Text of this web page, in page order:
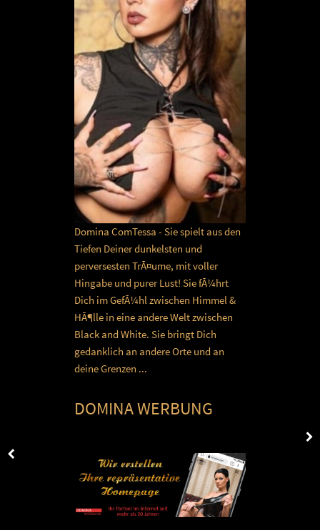
Domina ComTessa - Sie spielt aus den
Tiefen Deiner dunkelsten und
perversesten TrÃ¤ume, mit voller
Hingabe und purer Lust! Sie fÃ¼hrt
Dich im GefÃ¼hl zwischen Himmel &
HÃ¶lle in eine andere Welt zwischen
Black and White. Sie bringt Dich
gedanklich an andere Orte und an
deine Grenzen ...
DOMINA WERBUNG